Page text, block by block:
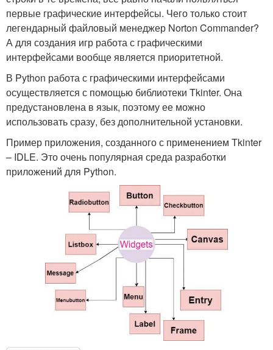
первые графические интерфейсы. Чего только стоит
легендарный файловый менеджер Norton Commander?
А для создания игр работа с графическими
интерфейсами вообще является приоритетной.
В Python работа с графическими интерфейсами
осуществляется с помощью библиотеки Tkinter. Она
предустановлена в язык, поэтому ее можно
использовать сразу, без дополнительной установки.
Пример приложения, созданного с применением Tkinter
– IDLE. Это очень популярная среда разработки
приложений для Python.